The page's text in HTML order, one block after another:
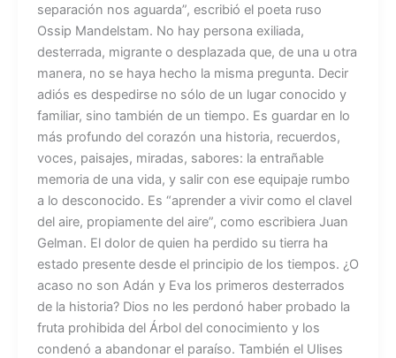
separación nos aguarda”, escribió el poeta ruso
Ossip Mandelstam. No hay persona exiliada,
desterrada, migrante o desplazada que, de una u otra
manera, no se haya hecho la misma pregunta. Decir
adiós es despedirse no sólo de un lugar conocido y
familiar, sino también de un tiempo. Es guardar en lo
más profundo del corazón una historia, recuerdos,
voces, paisajes, miradas, sabores: la entrañable
memoria de una vida, y salir con ese equipaje rumbo
a lo desconocido. Es “aprender a vivir como el clavel
del aire, propiamente del aire”, como escribiera Juan
Gelman. El dolor de quien ha perdido su tierra ha
estado presente desde el principio de los tiempos. ¿O
acaso no son Adán y Eva los primeros desterrados
de la historia? Dios no les perdonó haber probado la
fruta prohibida del Árbol del conocimiento y los
condenó a abandonar el paraíso. También el Ulises